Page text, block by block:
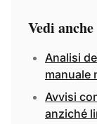
Vedi anche
Analisi
manuale
Avvisi
anziché